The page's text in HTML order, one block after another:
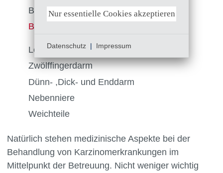
Bauchspeicheldrüse
Bauchfell
Leber
Zwölffingerdarm
Dünn- ,Dick- und Enddarm
Nebenniere
Weichteile
Natürlich stehen medizinische Aspekte bei der
Behandlung von Karzinomerkrankungen im
Mittelpunkt der Betreuung. Nicht weniger wichtig
Nur essentielle Cookies akzeptieren
Datenschutz | Impressum